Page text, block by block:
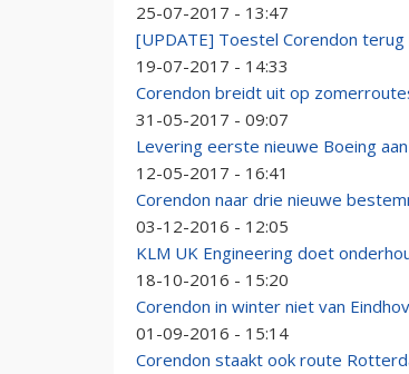
25-07-2017 - 13:47
[UPDATE] Toestel Corendon
19-07-2017 - 14:33
Corendon breidt uit op
31-05-2017 - 09:07
Levering eerste nieuwe Boeing
12-05-2017 - 16:41
Corendon naar drie nieuwe
03-12-2016 - 12:05
KLM UK Engineering doet
18-10-2016 - 15:20
Corendon in winter niet van
01-09-2016 - 15:14
Corendon staakt ook route